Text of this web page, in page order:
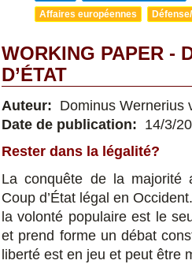
Affaires européennes
WORKING PAPER -
D’ÉTAT
Auteur: Dominus Wernerius
Date de publication: 14/3/
Rester dans la légalité?
La conquête de la majorité
Coup d’État légal en
la volonté populaire est le
et prend forme un débat
liberté est en jeu et peut être